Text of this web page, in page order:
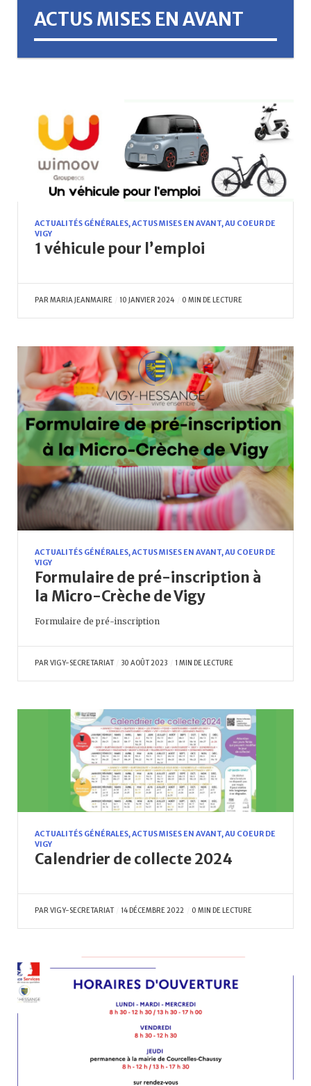
ACTUS MISES EN AVANT
ACTUALITÉS GÉNÉRALES,ACTUS MISES EN AVANT,AU COEUR DE
VIGY
1 véhicule pour l’emploi
PARMARIA JEANMAIRE 10 JANVIER 2024 0 MIN DE LECTURE
ACTUALITÉS GÉNÉRALES,ACTUS MISES EN AVANT,AU COEUR DE
VIGY
Formulaire de pré-inscription à
la Micro-Crèche de Vigy
Formulaire de pré-inscription
PARVIGY-SECRETARIAT 30 AOÛT 2023 1 MIN DE LECTURE
ACTUALITÉS GÉNÉRALES, ACTUS MISES EN AVANT, AU COEUR DE
VIGY
Calendrier de collecte 2024
PARVIGY-SECRETARIAT 14 DÉCEMBRE 2022 0 MIN DE LECTURE